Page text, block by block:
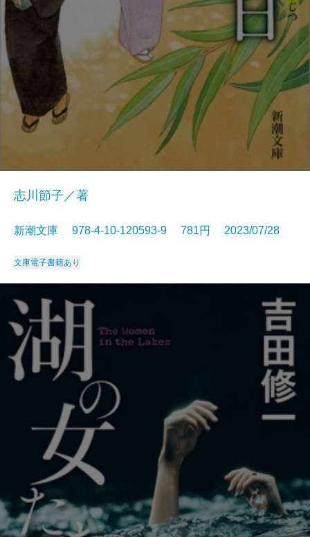
志川節子／著
新潮文庫 978-4-10-120593-9 781円 2023/07/28
文庫電子書籍あり